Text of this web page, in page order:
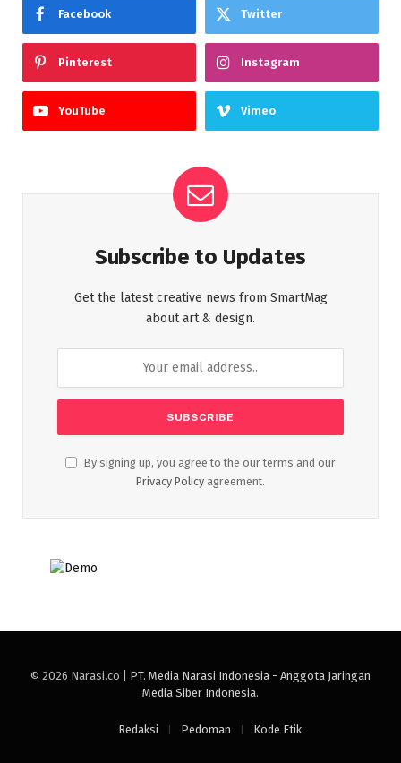
Facebook Twitter
Pinterest Instagram
YouTube Vimeo
Subscribe to Updates
Get the latest creative news from SmartMag
about art & design.
By signing up, you agree to the our terms and our
Privacy Policy agreement.
© 2026 Narasi.co | PT. Media Narasi Indonesia - Anggota Jaringan
Media Siber Indonesia.
Redaksi Pedoman Kode Etik